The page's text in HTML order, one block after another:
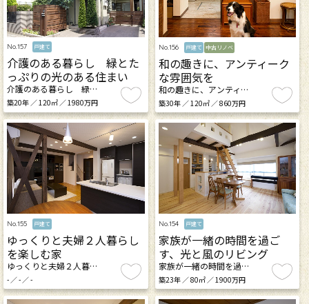
No.157 戸建て
介護のある暮らし 緑とた
っぷりの光のある住まい
介護のある暮らし 緑…
築20年 ／ 120㎡ ／ 1980万円
No.156 戸建て 中古リノベ
和の趣きに、アンティーク
な雰囲気を
和の趣きに、アンティ…
築30年 ／ 120㎡ ／ 860万円
No.155 戸建て
ゆっくりと夫婦２人暮らし
を楽しむ家
ゆっくりと夫婦２人暮…
- ／ - ／ -
No.154 戸建て
家族が一緒の時間を過ご
す、光と風のリビング
家族が一緒の時間を過…
築23年 ／ 80㎡ ／ 1900万円